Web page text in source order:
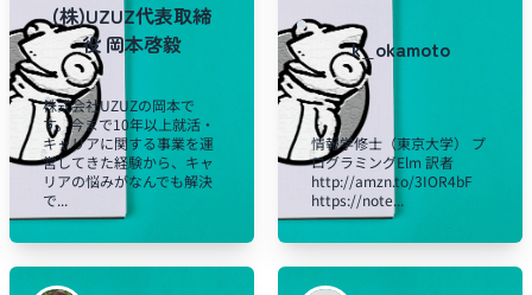
(株)UZUZ代表取締
役 岡本啓毅
株式会社UZUZの岡本で
す。今まで10年以上就活・
キャリアに関する事業を運
営してきた経験から、キャ
リアの悩みがなんでも解決
で...
k_okamoto
情報学修士（東京大学） プ
ログラミングElm 訳者
http://amzn.to/3IOR4bF
https://note...